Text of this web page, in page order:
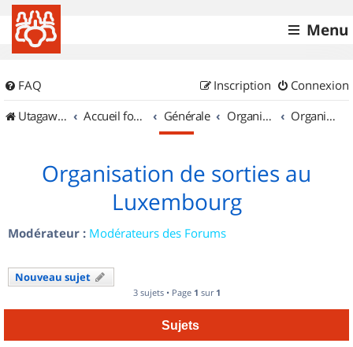
Menu
FAQ Connexion
Inscription
UtagawaVTT (Randos VTT et VTTAE avec traces GPS)
Accueil forum Générale Organisation de sorties & Recherche de partenaires Organisation de sorties au Luxembourg
Organisation de sorties au
Luxembourg
Modérateur : Modérateurs des Forums
Nouveau sujet
3 sujets • Page 1 sur 1
Sujets